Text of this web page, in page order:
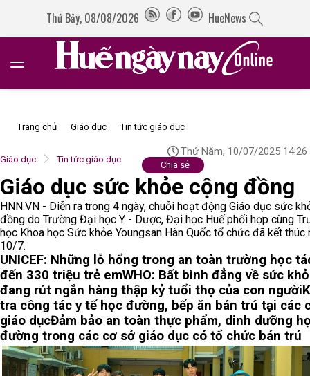
Thứ Bảy, 08/08/2026 HueNews
Trang chủ Giáo dục Tin tức giáo dục
Giáo dục Tin tức giáo dục
Thứ Năm, 10/07/2025 14:26
Chia sẻ
Giáo dục sức khỏe cộng đồng
HNN.VN - Diễn ra trong 4 ngày, chuỗi hoạt động Giáo dục sức
đồng do Trường Đại học Y - Dược, Đại học Huế phối hợp cùng
học Khoa học Sức khỏe Youngsan Hàn Quốc tổ chức đã kết thúc
10/7.
UNICEF: Những lỗ hổng trong an toàn trường học
đến 330 triệu trẻ emWHO: Bất bình đẳng về sức
đang rút ngắn hàng thập kỷ tuổi thọ của con người
tra công tác y tế học đường, bếp ăn bán trú tại các
giáo dụcĐảm bảo an toàn thực phẩm, dinh dưỡng
đường trong các cơ sở giáo dục có tổ chức bán trú